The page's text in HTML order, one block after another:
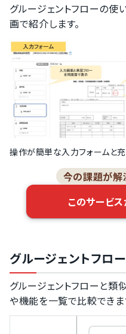
グルージェントフローの使
画で紹介します。
操作が簡単な入力フォームと
今の課題が解
このサービ
グルージェントフロ
グルージェントフローと類
や機能を一覧で比較できま